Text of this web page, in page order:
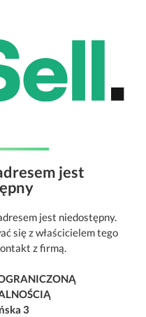
jest
jest niedostępny.
się z właścicielem tego
z firmą.
3